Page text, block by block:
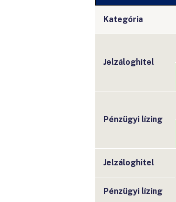
Kategória
Jelzáloghitel
Pénzügyi lízing
Jelzáloghitel
Pénzügyi lízing